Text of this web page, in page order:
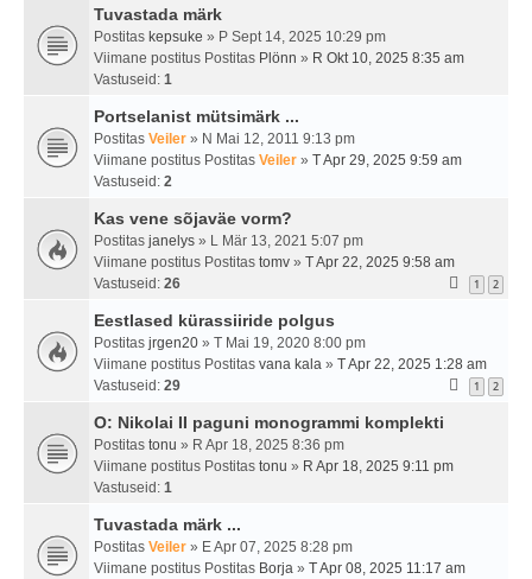
Tuvastada märk
Postitas kepsuke » P Sept 14, 2025 10:29 pm
Viimane postitus Postitas Plönn » R Okt 10, 2025 8:35 am
Vastuseid: 1
Portselanist mütsimärk ...
Postitas Veiler » N Mai 12, 2011 9:13 pm
Viimane postitus Postitas Veiler » T Apr 29, 2025 9:59 am
Vastuseid: 2
Kas vene sõjaväe vorm?
Postitas janelys » L Mär 13, 2021 5:07 pm
Viimane postitus Postitas tomv » T Apr 22, 2025 9:58 am
Vastuseid: 26 1 2
Eestlased kürassiiride polgus
Postitas jrgen20 » T Mai 19, 2020 8:00 pm
Viimane postitus Postitas vana kala » T Apr 22, 2025 1:28 am
Vastuseid: 29 1 2
O: Nikolai II paguni monogrammi komplekti
Postitas tonu » R Apr 18, 2025 8:36 pm
Viimane postitus Postitas tonu » R Apr 18, 2025 9:11 pm
Vastuseid: 1
Tuvastada märk ...
Postitas Veiler » E Apr 07, 2025 8:28 pm
Viimane postitus Postitas Borja » T Apr 08, 2025 11:17 am